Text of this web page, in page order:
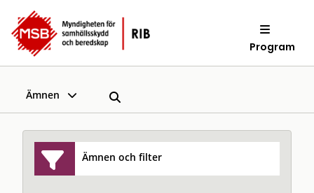
Program
Ämnen
Ämnen och filter